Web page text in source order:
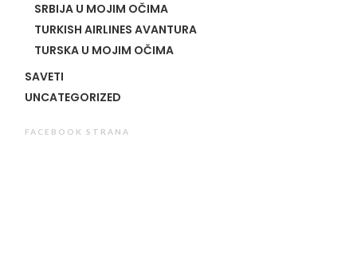
SRBIJA U MOJIM OČIMA
TURKISH AIRLINES AVANTURA
TURSKA U MOJIM OČIMA
SAVETI
UNCATEGORIZED
FACEBOOK STRANA